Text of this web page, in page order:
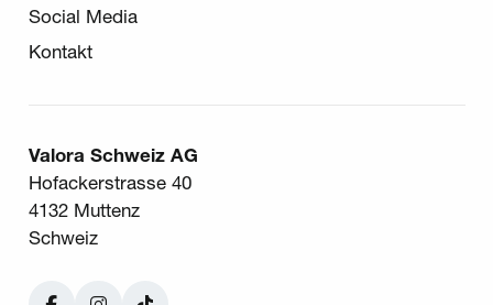
Valora Schweiz AG
Hofackerstrasse 40
4132 Muttenz
Schweiz
Social Media
Kontakt